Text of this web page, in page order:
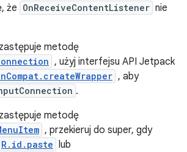
że OnReceiveContentListener nie
zastępuje metodę
, użyj interfejsu API Jetpack
, aby
.
zastępuje metodę
, przekieruj do super, gdy
R.id.paste lub